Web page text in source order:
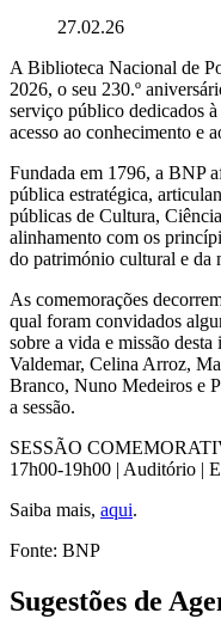
27.02.26
A Biblioteca Nacional de
2026, o seu 230.º
serviço público dedicados
acesso ao conhecimento e
Fundada em 1796, a BNP
pública estratégica,
públicas de Cultura,
alinhamento com os
do património cultural e da
As comemorações
qual foram convidados
sobre a vida e missão
Valdemar, Celina Arroz,
Branco, Nuno Medeiros e
a sessão.
SESSÃO
17h00-19h00 | Auditório |
Saiba mais, aqui.
Fonte: BNP
Sugestões de